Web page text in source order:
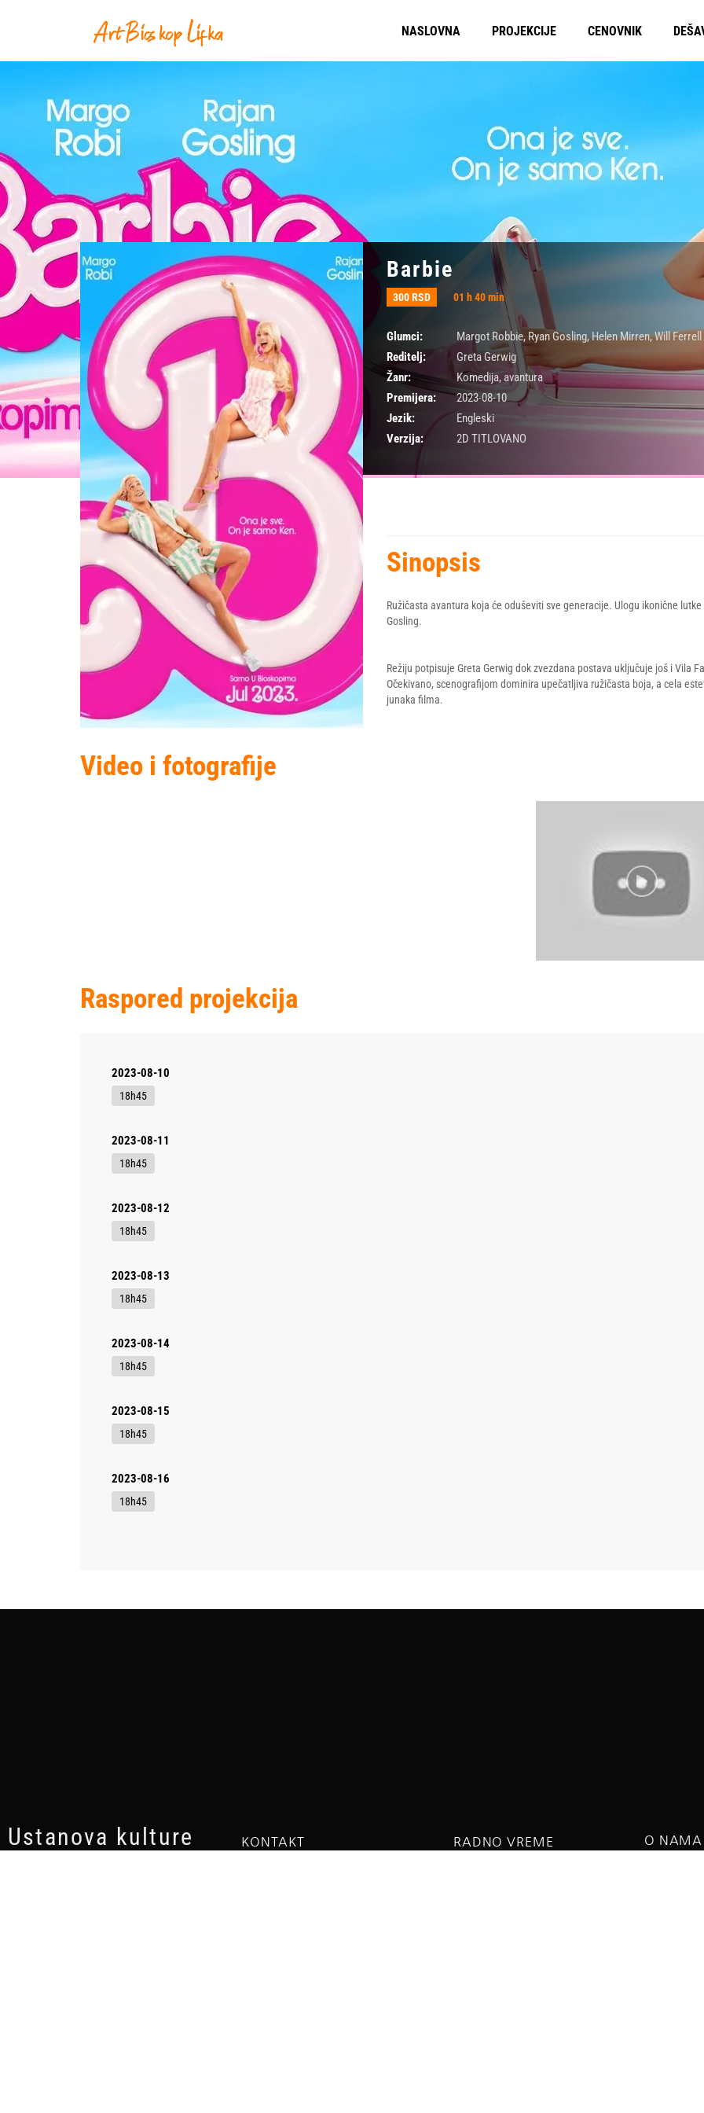
NASLOVNA PROJEKCIJE CENOVNIK
Barbie
300 RSD 01 h 40 min
Glumci: Margot Robbie, Ryan Gosling,Helen Mirren,Will Ferrell
Reditelj:
Greta Gerwig
Žanr:
Komedija,avantura
Premijera:
2023-08-10
Jezik:
Engleski
Verzija:
2D TITLOVANO
Sinopsis
Ružičasta avantura koja će oduševiti sve generacije. Ulogu ikonične
Gosling.
Režiju potpisuje Greta Gerwig dok zvezdana postava uključuje još i Vila
Očekivano, scenografijom dominira upečatljiva ružičasta boja, a cela
junaka filma.
Video i fotografije
Raspored projekcija
2023-08-10
18h45
2023-08-11
18h45
2023-08-12
18h45
2023-08-13
18h45
2023-08-14
18h45
2023-08-15
18h45
2023-08-16
18h45
Ustanova kulture
KONTAKT RADNO VREME O NAMA